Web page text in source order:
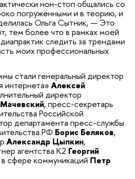
нон-стоп общались со
погружёнными и в теорию, и
Ольга Сытник, — Это
тем более что в рамках моей
следить за трендами
моих профессиональных
стали генеральный директор
интернета»Алексей
директор
, пресс-секретарь
Российской
департамента пресс-службы
РФ Борис Беляков,
Александр Цыпкин,
агентства К2 Георгий
в сфере коммуникаций Петр